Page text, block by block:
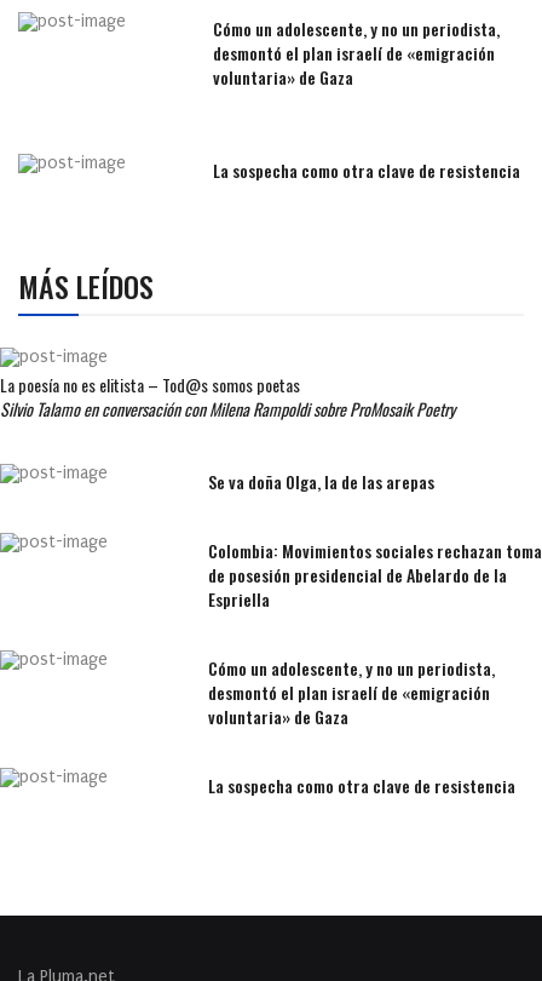
Cómo un adolescente, y no un periodista,
desmontó el plan israelí de «emigración
voluntaria» de Gaza
La sospecha como otra clave de resistencia
MÁS LEÍDOS
La poesía no es elitista – Tod@s somos poetas
Silvio Talamo en conversación con Milena Rampoldi sobre ProMosaik Poetry
Se va doña Olga, la de las arepas
Colombia: Movimientos sociales rechazan toma
de posesión presidencial de Abelardo de la
Espriella
Cómo un adolescente, y no un periodista,
desmontó el plan israelí de «emigración
voluntaria» de Gaza
La sospecha como otra clave de resistencia
La Pluma.net